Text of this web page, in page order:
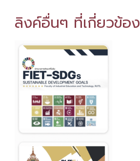
ลิงค์อื่นๆ ที่เกี่ยวข้อง